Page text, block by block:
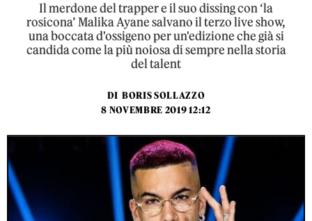
Il merdone del trapper e il suo dissing con ‘la
rosicona’ Malika Ayane salvano il terzo live show,
una boccata d'ossigeno per un'edizione che già si
candida come la più noiosa di sempre nella storia
del talent
DI BORIS SOLLAZZO
8 NOVEMBRE 2019 12:12